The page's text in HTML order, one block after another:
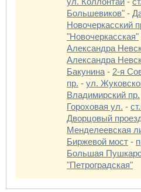
Большевиков" -
Новочеркасский
"Новочеркасская"
Александра
Александра
Бакунина - 2-я
пр. - ул.
Владимирский пр.
Гороховая ул. -
Дворцовый
Менделеевская
Биржевой мост -
Большая
"Петроградская"